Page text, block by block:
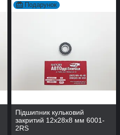
Подарунок
Підшипник кульковий
закритий 12х28х8 мм 6001-
2RS